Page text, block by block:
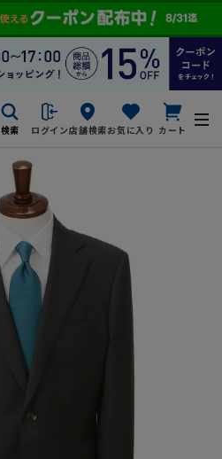
検索 ログイン店舗検索お気に入り カート